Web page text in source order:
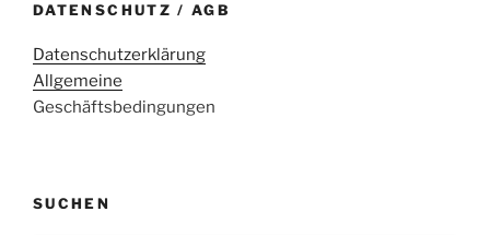
DATENSCHUTZ / AGB
Datenschutzerklärung
Allgemeine
Geschäftsbedingungen
SUCHEN